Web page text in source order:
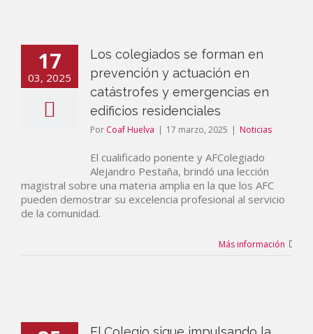
17
03, 2025
Los colegiados se forman en
prevención y actuación en
catástrofes y emergencias en
edificios residenciales
Por Coaf Huelva | 17 marzo, 2025 | Noticias
El cualificado ponente y AFColegiado
Alejandro Pestaña, brindó una lección
magistral sobre una materia amplia en la que los AFC
pueden demostrar su excelencia profesional al servicio
de la comunidad.
Más información